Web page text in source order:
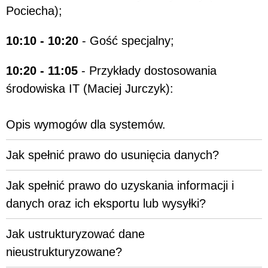
Pociecha);
10:10 - 10:20 - Gość specjalny;
10:20 - 11:05 - Przykłady dostosowania
środowiska IT (Maciej Jurczyk):
Opis wymogów dla systemów.
Jak spełnić prawo do usunięcia danych?
Jak spełnić prawo do uzyskania informacji i
danych oraz ich eksportu lub wysyłki?
Jak ustrukturyzować dane
nieustrukturyzowane?